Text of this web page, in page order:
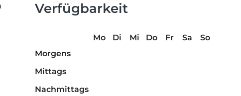
Verfügbarkeit
Mo Di Mi Do Fr Sa
So
Morgens
Mittags
Nachmittags